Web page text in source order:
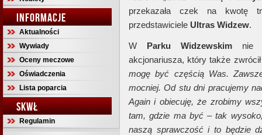
INFORMACJE
Aktualności
Wywiady
Oceny meczowe
Oświadczenia
Lista poparcia
SKWŁ
Regulamin
przekazała czek na kwotę
przedstawiciele Ultras Widzew.
W Parku Widzewskim nie
akcjonariusza, który także
mogę być częścią Was.
mocniej. Od stu dni pracujemy
Again i obiecuję, że zrobimy
tam, gdzie ma być – tak
naszą sprawczość i to będzie